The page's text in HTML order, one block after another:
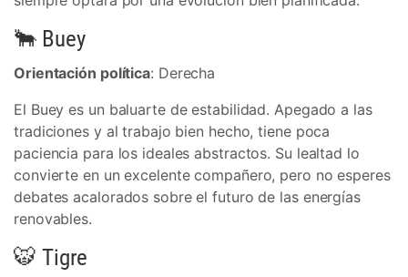
🐂 Buey
Orientación política: Derecha
El Buey es un baluarte de estabilidad. Apegado a las
tradiciones y al trabajo bien hecho, tiene poca
paciencia para los ideales abstractos. Su lealtad lo
convierte en un excelente compañero, pero no esperes
debates acalorados sobre el futuro de las energías
renovables.
🐯 Tigre